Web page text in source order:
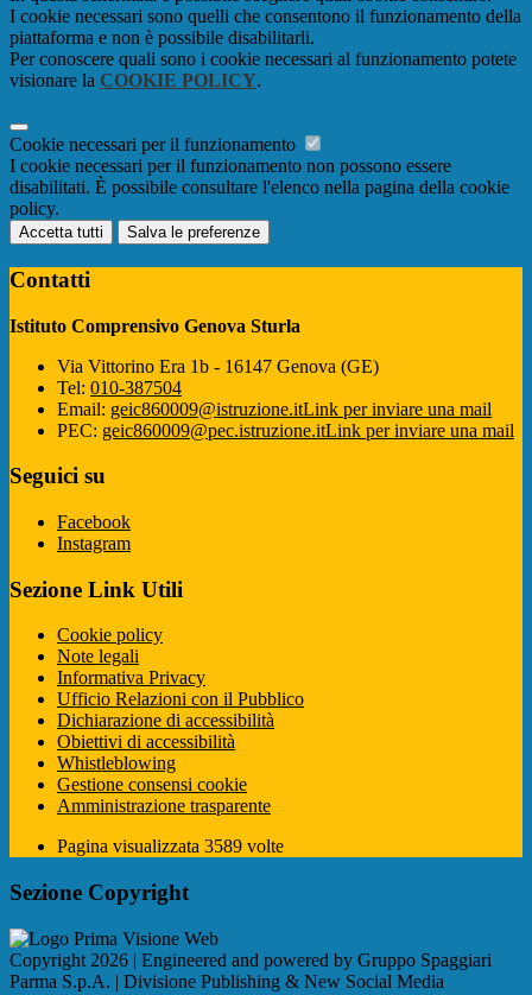
I cookie necessari sono quelli che consentono il funzionamento della
piattaforma e non è possibile disabilitarli.
Per conoscere quali sono i cookie necessari al funzionamento potete
visionare la COOKIE POLICY.
Cookie necessari per il funzionamento
I cookie necessari per il funzionamento non possono essere
disabilitati. È possibile consultare l'elenco nella pagina della cookie
policy.
Accetta tutti Salva le preferenze
Contatti
Istituto Comprensivo Genova Sturla
Via Vittorino Era 1b - 16147 Genova (GE)
Tel: 010-387504
Email: geic860009@istruzione.itLink per inviare una mail
PEC: geic860009@pec.istruzione.itLink per inviare una mail
Seguici su
Facebook
Instagram
Sezione Link Utili
Cookie policy
Note legali
Informativa Privacy
Ufficio Relazioni con il Pubblico
Dichiarazione di accessibilità
Obiettivi di accessibilità
Whistleblowing
Gestione consensi cookie
Amministrazione trasparente
Pagina visualizzata 3589 volte
Sezione Copyright
Copyright 2026 | Engineered and powered by Gruppo Spaggiari
Parma S.p.A. | Divisione Publishing & New Social Media